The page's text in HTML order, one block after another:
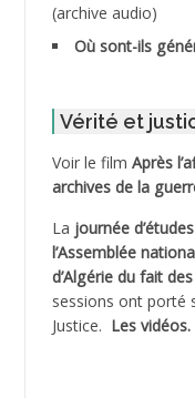
ADDECHE Rachid
ADELIOUAT Vve AIT
ADJANI Khaled
ADJAOUT
ADNI Mohamed Akli
ADOUL Arab *
(archive audio)
Où sont-ils
Vérité et
Voir le film Après
archives de la
La journée
l’Assemblée
d’Algérie du fait
sessions ont porté
Justice. Les vidéos.